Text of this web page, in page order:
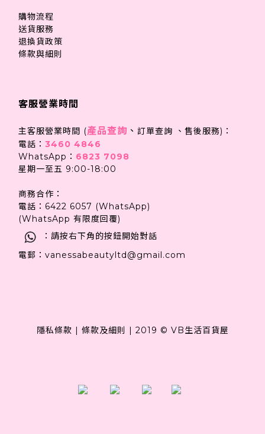
購物流程
送貨服務
退換貨政策
條款與細則
客服營業時間
主客服營業時間 (產品查詢 、 訂單查詢 、售後服務)：
電話： 3460 4846
WhatsApp： 6823 7098
星期一至五 9:00-18:00
商務合作：
電話：6422 6057 (WhatsApp)
(WhatsApp 有限度回覆)
：請按右下角的按鈕開始對話
電郵：vanessabeautyltd@gmail.com
隱私條款 | 條款及細則 | 2019 © VB生活百貨屋